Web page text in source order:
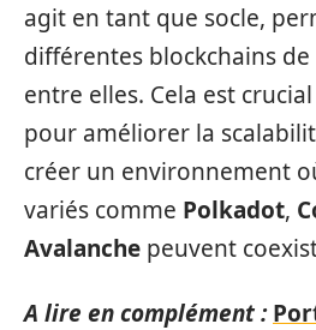
agit en tant que socle,
différentes blockchains
entre elles. Cela est
pour améliorer la
créer un environnement
variés comme Polkadot,
Avalanche peuvent
A lire en complément :